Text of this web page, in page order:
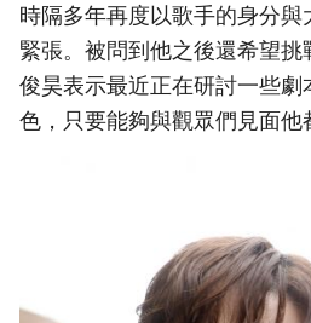
時隔多年再度以歌手的身分
緊張。被問到他之後還希望
俊昊表示最近正在研討一些劇
色，只要能夠與觀眾們見面他